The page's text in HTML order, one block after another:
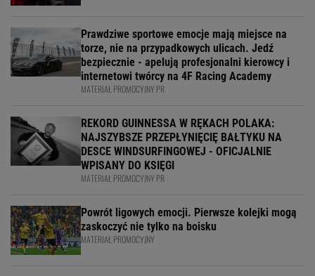
Prawdziwe sportowe emocje mają miejsce na
torze, nie na przypadkowych ulicach. Jedź
bezpiecznie - apelują profesjonalni kierowcy i
internetowi twórcy na 4F Racing Academy
MATERIAŁ PROMOCYJNY PR
REKORD GUINNESSA W RĘKACH POLAKA:
NAJSZYBSZE PRZEPŁYNIĘCIĘ BAŁTYKU NA
DESCE WINDSURFINGOWEJ - OFICJALNIE
WPISANY DO KSIĘGI
MATERIAŁ PROMOCYJNY PR
Powrót ligowych emocji. Pierwsze kolejki mogą
zaskoczyć nie tylko na boisku
MATERIAŁ PROMOCYJNY